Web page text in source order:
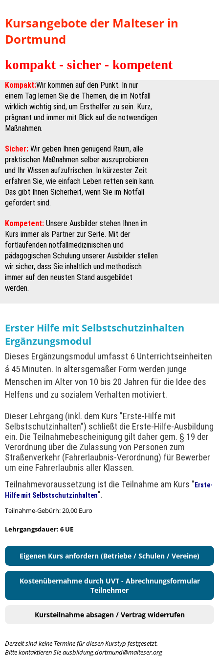
Kursangebote der Malteser in
Dortmund
kompakt - sicher - kompetent
Kompakt:Wir kommen auf den Punkt. In nur
einem Tag lernen Sie die Themen, die im Notfall
wirklich wichtig sind, um Ersthelfer zu sein. Kurz,
prägnant und immer mit Blick auf die notwendigen
Maßnahmen.
Sicher: Wir geben Ihnen genügend Raum, alle
praktischen Maßnahmen selber auszuprobieren
und Ihr Wissen aufzufrischen. In kürzester Zeit
erfahren Sie, wie einfach Leben retten sein kann.
Das gibt Ihnen Sicherheit, wenn Sie im Notfall
gefordert sind.
Kompetent: Unsere Ausbilder stehen Ihnen im
Kurs immer als Partner zur Seite. Mit der
fortlaufenden notfallmedizinischen und
pädagogischen Schulung unserer Ausbilder stellen
wir sicher, dass Sie inhaltlich und methodisch
immer auf den neusten Stand ausgebildet
werden.
Erster Hilfe mit Selbstschutzinhalten
Ergänzungsmodul
Dieses Ergänzungsmodul umfasst 6 Unterrichtseinheiten
á 45 Minuten. In altersgemäßer Form werden junge
Menschen im Alter von 10 bis 20 Jahren für die Idee des
Helfens und zu sozialem Verhalten motiviert.
Dieser Lehrgang (inkl. dem Kurs "Erste-Hilfe mit
Selbstschutzinhalten") schließt die Erste-Hilfe-Ausbildung
ein. Die Teilnahmebescheinigung gilt daher gem. § 19 der
Verordnung über die Zulassung von Personen zum
Straßenverkehr (Fahrerlaubnis-Verordnung) für Bewerber
um eine Fahrerlaubnis aller Klassen.
Teilnahmevoraussetzung ist die Teilnahme am Kurs " Erste-
Hilfe mit Selbstschutzinhalten".
Teilnahme-Gebürh: 20,00 Euro
Lehrgangsdauer: 6 UE
Eigenen Kurs anfordern (Betriebe / Schulen / Vereine)
Kostenübernahme durch UVT - Abrechnungsformular
Teilnehmer
Kursteilnahme absagen / Vertrag widerrufen
Derzeit sind keine Termine für diesen Kurstyp festgesetzt.
Bitte kontaktieren Sie ausbildung.dortmund@malteser.org